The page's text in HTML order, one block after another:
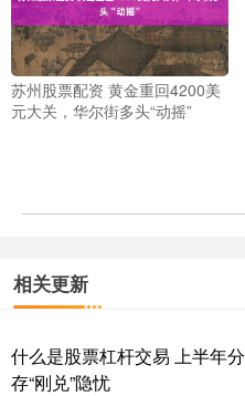
苏州股票配资 黄金重回4200美
元大关，华尔街多头“动摇”
相关更新
什么是股票杠杆交易 上半年
存“刚兑”隐忧